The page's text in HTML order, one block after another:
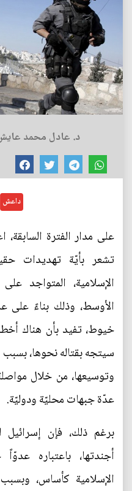
د. عادل محمد
داعش
على مدار الفترة السابقة،
تشعر بأيّة تهديدات
الإسلامية، المتواجد
الأوسط، وذلك بناءً على
خيوط، تفيد بأن هناك
سيتجه بقتاله نحوها، بسبب
وتوسيعها، من خلال
عدّة جبهات محليّة ودوليّة.
برغم ذلك، فإن
أجندتها، باعتباره
الإسلامية كأساس،